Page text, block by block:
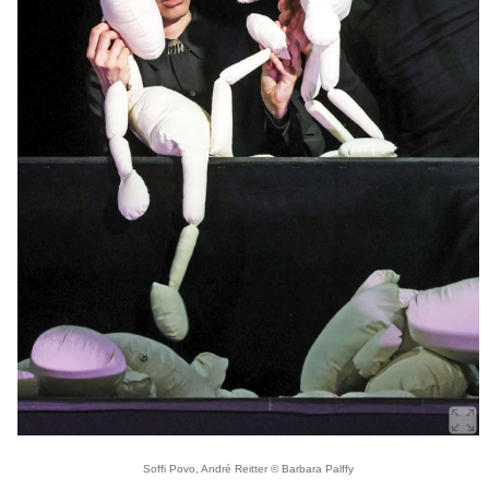
Soffi Povo, André Reitter © Barbara Palffy